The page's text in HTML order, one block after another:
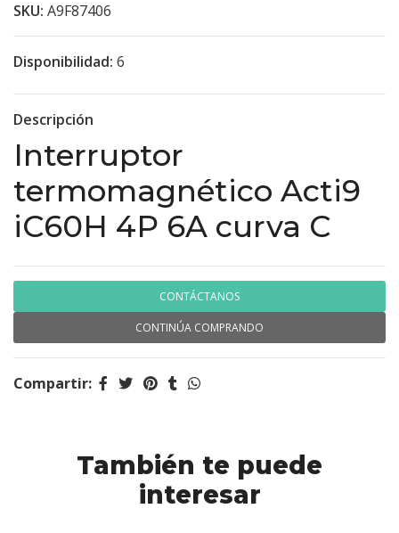
SKU: A9F87406
Disponibilidad: 6
Descripción
Interruptor
termomagnético Acti9
iC60H 4P 6A curva C
CONTÁCTANOS
CONTINÚA COMPRANDO
Compartir:
También te puede
interesar